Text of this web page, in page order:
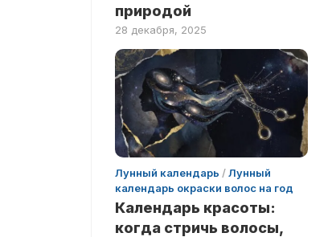
природой
28 декабря, 2025
Лунный календарь /Лунный
календарь окраски волос на год
Календарь красоты:
когда стричь волосы,